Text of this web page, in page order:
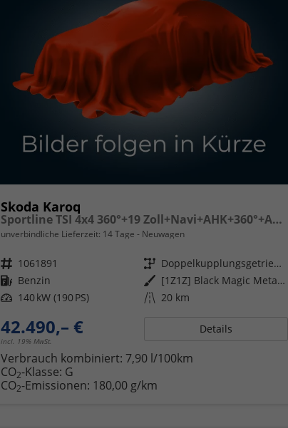
Skoda Karoq
Sportline TSI 4x4 360°+19 Zoll+Navi+AHK+360°+ACC+Frontscheibe beheizbar+Travel Assist
unverbindliche Lieferzeit: 14 Tage Neuwagen
Fahrzeugnr. 1061891 Getriebe
Doppelkupplungsgetriebe (DSG)
Kraftstoff Benzin Außenfarbe
[1Z1Z] Black Magic Metallic
Leistung 140 kW (190 PS) Kilometerstand 20 km
42.490,– €
incl. 19% MwSt.
Details
Verbrauch kombiniert: 7,90 l/100km
CO2-Klasse: G
CO2-Emissionen: 180,00 g/km